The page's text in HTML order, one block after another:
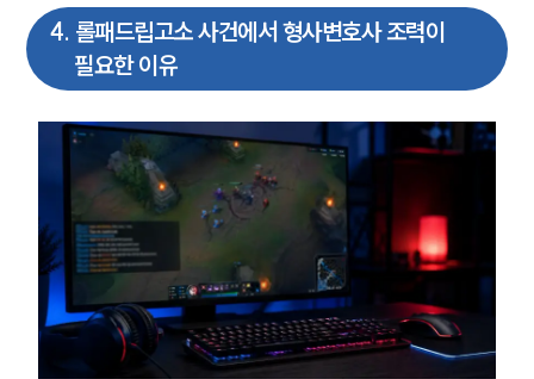
4. 롤패드립고소 사건에서 형사변호사 조력이
필요한 이유